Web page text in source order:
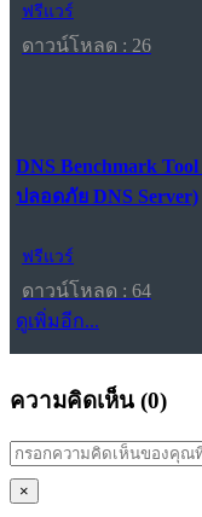
ฟรีแวร์
ดาวน์โหลด : 26
DNS Benchmark
ปลอดภัย DNS Server)
ฟรีแวร์
ดาวน์โหลด : 64
ดูเพิ่มอีก...
ความคิดเห็น (0)
×